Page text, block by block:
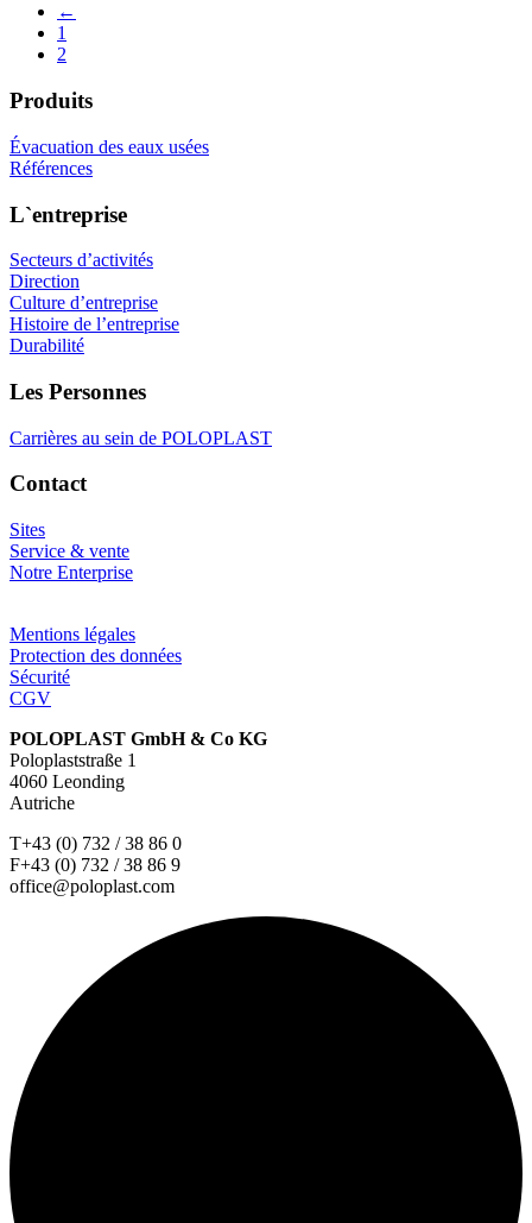
←
1
2
Produits
Évacuation des eaux usées
Références
L`entreprise
Secteurs d’activités
Direction
Culture d’entreprise
Histoire de l’entreprise
Durabilité
Les Personnes
Carrières au sein de POLOPLAST
Contact
Sites
Service & vente
Notre Enterprise
Mentions légales
Protection des données
Sécurité
CGV
POLOPLAST GmbH & Co KG
Poloplaststraße 1
4060 Leonding
Autriche
T+43 (0) 732 / 38 86 0
F+43 (0) 732 / 38 86 9
office@poloplast.com